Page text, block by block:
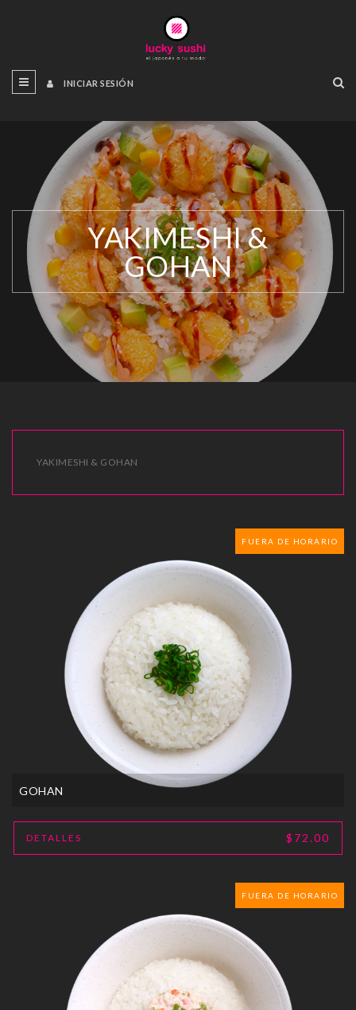
INICIAR SESIÓN
YAKIMESHI &
GOHAN
YAKIMESHI & GOHAN
FUERA DE HORARIO
GOHAN
DETALLES $72.00
FUERA DE HORARIO